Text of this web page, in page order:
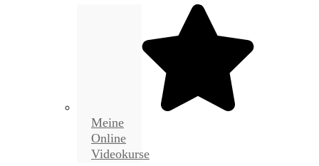
Meine
Online
Videokurse